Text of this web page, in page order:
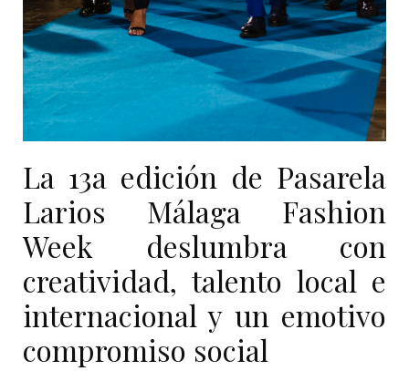
La 13a edición de Pasarela
Larios Málaga Fashion
Week deslumbra con
creatividad, talento local e
internacional y un emotivo
compromiso social